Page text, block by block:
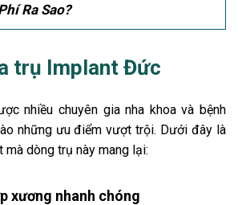
Ra Sao?
trụ Implant Đức
nhiều chuyên gia nha khoa và bệnh
những ưu điểm vượt trội. Dưới đây là
dòng trụ này mang lại:
xương nhanh chóng